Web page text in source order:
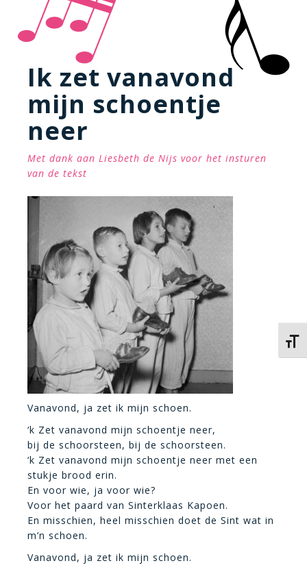
Ik zet vanavond
mijn schoentje
neer
Met dank aan Liesbeth de Nijs voor het insturen
van de tekst
Vanavond, ja zet ik mijn schoen.
‘k Zet vanavond mijn schoentje neer,
bij de schoorsteen, bij de schoorsteen.
‘k Zet vanavond mijn schoentje neer met een
stukje brood erin.
En voor wie, ja voor wie?
Voor het paard van Sinterklaas Kapoen.
En misschien, heel misschien doet de Sint wat in
m’n schoen.
Vanavond, ja zet ik mijn schoen.